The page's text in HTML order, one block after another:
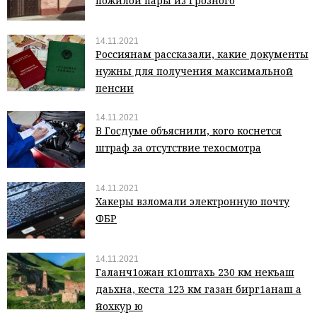
14.11.2021
Россиянам рассказали, какие документы
нужны для получения максимальной
пенсии
14.11.2021
В Госдуме объяснили, кого коснется
штраф за отсутствие техосмотра
14.11.2021
Хакеры взломали электронную почту
ФБР
14.11.2021
Галанч1ожан к1оштахь 230 км некъаш
даьхна, кеста 123 км газан бирг1анаш а
йохкур ю